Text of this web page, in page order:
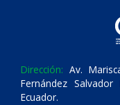
Dirección: Av.
Fernández
Ecuador.